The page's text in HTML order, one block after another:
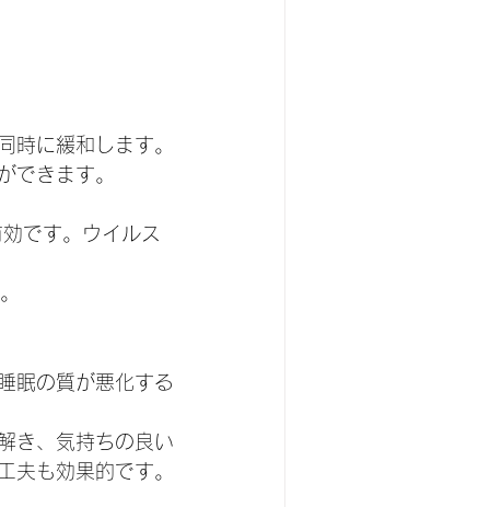
時に緩和します。
できます。
眠の質が悪化する
き、気持ちの良い
夫も効果的です。